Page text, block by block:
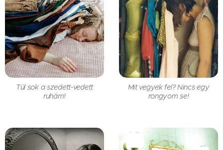
Túl sok a szedett-vedett
ruhám!
Mit vegyek fel? Nincs egy
rongyom se!